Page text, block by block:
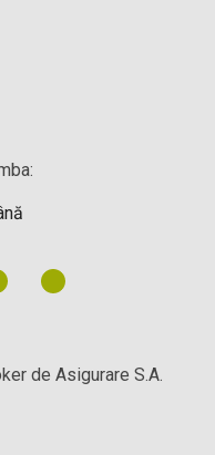
de Asigurare S.A.